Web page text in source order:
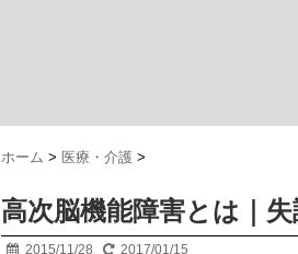
ホーム > 医療・介護 >
高次脳機能障害とは｜
2015/11/28 2017/01/15